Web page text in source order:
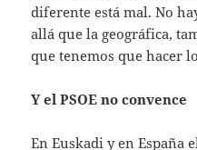
diferente está mal. No
allá que la geográfica,
que tenemos que hacer
Y el PSOE no convence
En Euskadi y en España